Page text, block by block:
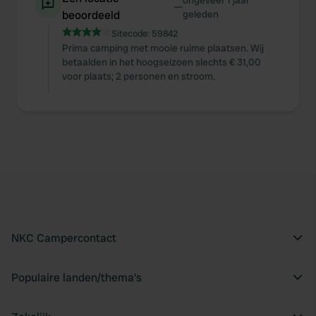
of their services.
beoordeeld
—geleden
Sitecode: 59842
Prima camping met mooie ruime plaatsen. Wij
betaalden in het hoogseizoen slechts € 31,00
voor plaats; 2 personen en stroom.
NKC Campercontact
Populaire landen/thema's